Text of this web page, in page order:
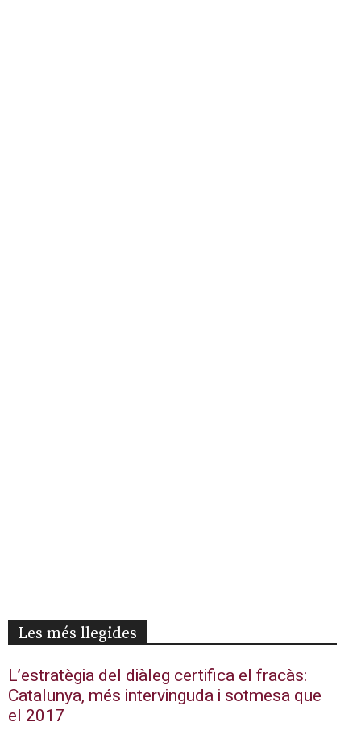
Les més llegides
L’estratègia del diàleg certifica el fracàs:
Catalunya, més intervinguda i sotmesa que
el 2017